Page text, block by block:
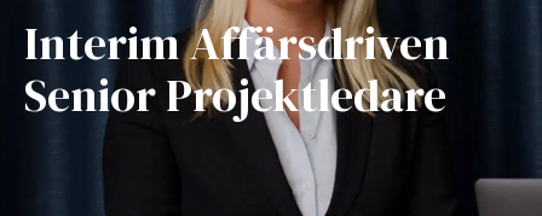
Interim Affärsdriven
Senior Projektledare